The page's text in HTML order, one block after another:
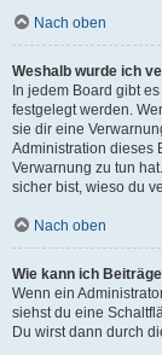
Nach oben
Weshalb wurde ich
In jedem Board gibt
festgelegt werden.
sie dir eine
Administration dieses
Verwarnung zu tun
sicher bist, wieso du
Nach oben
Wie kann ich
Wenn ein
siehst du eine
Du wirst dann durch